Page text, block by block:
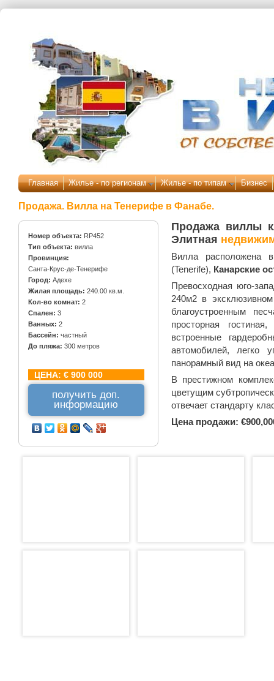
Перейти к основному содержанию
Главная Жилье - по регионам Жилье - по типам Бизнес
Продажа. Вилла на Тенерифе в Фанабе.
Номер объекта: RP452
Тип объекта: вилла
Провинция:
Санта-Крус-де-Тенерифе
Город: Адехе
Жилая площадь: 240.00 кв.м.
Кол-во комнат: 2
Спален: 3
Ванных: 2
Бассейн: частный
До пляжа: 300 метров
ЦЕНА: € 900 000
получить доп.
информацию
Продажа виллы
Элитная
Вилла расположена
(Tenerife), Канарские
Превосходная юго-
240м2 в
благоустроенным
просторная
встроенные
автомобилей, легко
панорамный вид на
В престижном
цветущим
отвечает стандарту
Цена продажи: